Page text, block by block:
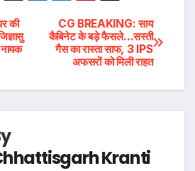
CG BREAKING: साय
कैबिनेट के बड़े फैसले…सस्ती
गैस का रास्ता साफ, 3 IPS
अफसरों को मिली राहत
की
नायक
Kranti